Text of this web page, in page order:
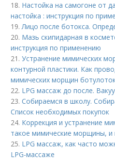
18. Настойка на самогоне от
настойка : инструкция по
19.Лицо после ботокса.
20. Мазь скипидарная в
инструкция по применению
21.Устранение мимических
контурной пластики. Как
мимических морщин
22. LPG массаж до после.
23.Собираемся в школу.
Список необходимых покупок
24. Коррекция и устранение
такое мимические морщины, и
25. LPG массаж, как часто
LPG-массаже